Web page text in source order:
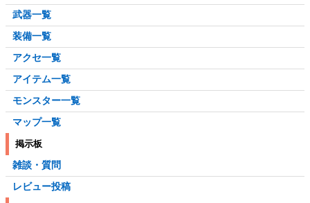
武器一覧
装備一覧
アクセ一覧
アイテム一覧
モンスター一覧
マップ一覧
掲示板
雑談・質問
レビュー投稿